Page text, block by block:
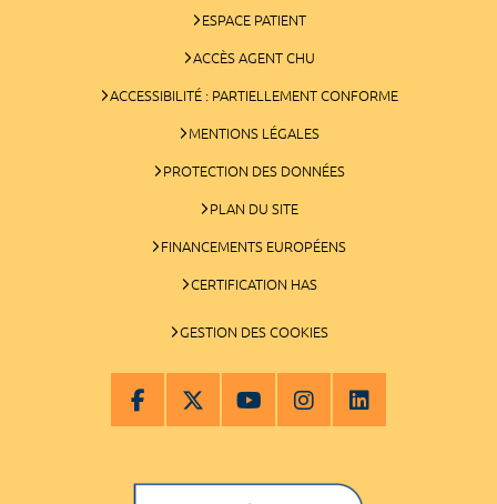
ESPACE PATIENT
ACCÈS AGENT CHU
ACCESSIBILITÉ : PARTIELLEMENT CONFORME
MENTIONS LÉGALES
PROTECTION DES DONNÉES
PLAN DU SITE
FINANCEMENTS EUROPÉENS
CERTIFICATION HAS
GESTION DES COOKIES